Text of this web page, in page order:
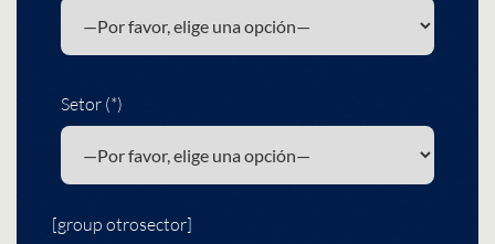
Setor (*)
[group otrosector]